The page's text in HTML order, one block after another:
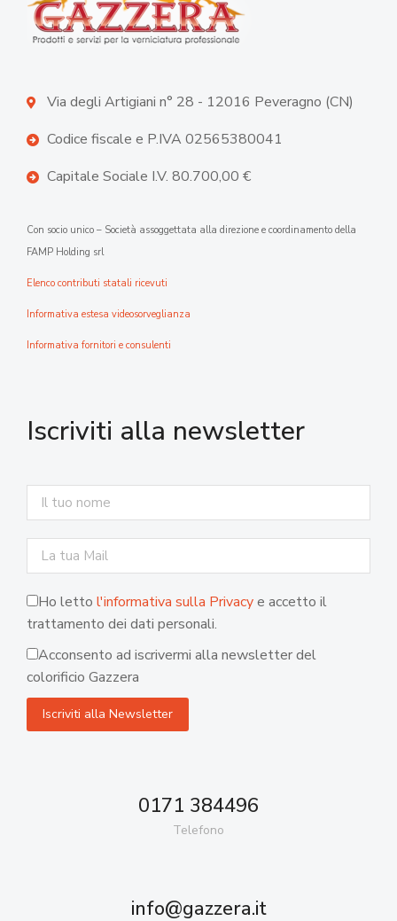
Via degli Artigiani n° 28 - 12016 Peveragno (CN)
Codice fiscale e P.IVA 02565380041
Capitale Sociale I.V. 80.700,00 €
Con socio unico – Società assoggettata alla direzione e coordinamento della
FAMP Holding srl
Elenco contributi statali ricevuti
Informativa estesa videosorveglianza
Informativa fornitori e consulenti
Iscriviti alla newsletter
Ho letto l'informativa sulla Privacye accetto il
trattamento dei dati personali.
Acconsento ad iscrivermi alla newsletter del
colorificio Gazzera
0171 384496
Telefono
info@gazzera.it